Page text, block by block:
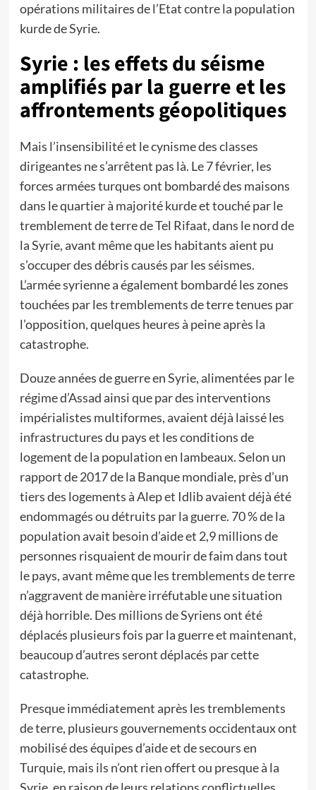
opérations militaires de l’Etat contre la population
kurde de Syrie.
Syrie : les effets du séisme
amplifiés par la guerre et les
affrontements géopolitiques
Mais l’insensibilité et le cynisme des classes
dirigeantes ne s’arrêtent pas là. Le 7 février, les
forces armées turques ont bombardé des maisons
dans le quartier à majorité kurde et touché par le
tremblement de terre de Tel Rifaat, dans le nord de
la Syrie, avant même que les habitants aient pu
s’occuper des débris causés par les séismes.
L’armée syrienne a également bombardé les zones
touchées par les tremblements de terre tenues par
l’opposition, quelques heures à peine après la
catastrophe.
Douze années de guerre en Syrie, alimentées par le
régime d’Assad ainsi que par des interventions
impérialistes multiformes, avaient déjà laissé les
infrastructures du pays et les conditions de
logement de la population en lambeaux. Selon un
rapport de 2017 de la Banque mondiale, près d’un
tiers des logements à Alep et Idlib avaient déjà été
endommagés ou détruits par la guerre. 70 % de la
population avait besoin d’aide et 2,9 millions de
personnes risquaient de mourir de faim dans tout
le pays, avant même que les tremblements de terre
n’aggravent de manière irréfutable une situation
déjà horrible. Des millions de Syriens ont été
déplacés plusieurs fois par la guerre et maintenant,
beaucoup d’autres seront déplacés par cette
catastrophe.
Presque immédiatement après les tremblements
de terre, plusieurs gouvernements occidentaux ont
mobilisé des équipes d’aide et de secours en
Turquie, mais ils n’ont rien offert ou presque à la